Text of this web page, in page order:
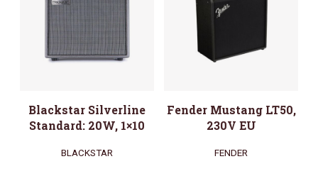
Blackstar Silverline
Standard: 20W, 1×10
BLACKSTAR
Fender Mustang LT50,
230V EU
FENDER